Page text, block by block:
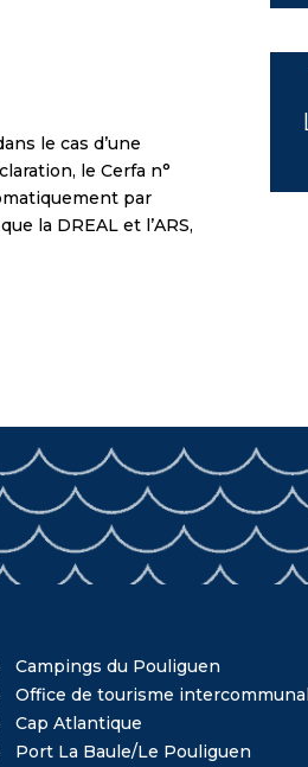
le cas d’une
le Cerfa n°
par
la DREAL et l’ARS,
Campings du Pouliguen
Office de tourisme intercommunal
Cap Atlantique
Port La Baule/Le Pouliguen